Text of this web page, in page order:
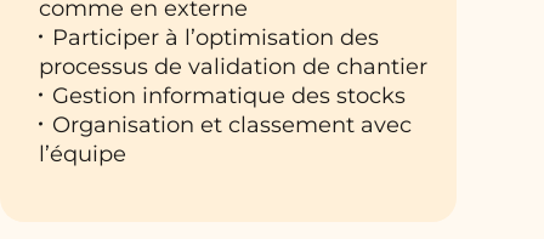
comme en externe
Participer à l’optimisation des
processus de validation de chantier
Gestion informatique des stocks
Organisation et classement avec
l’équipe